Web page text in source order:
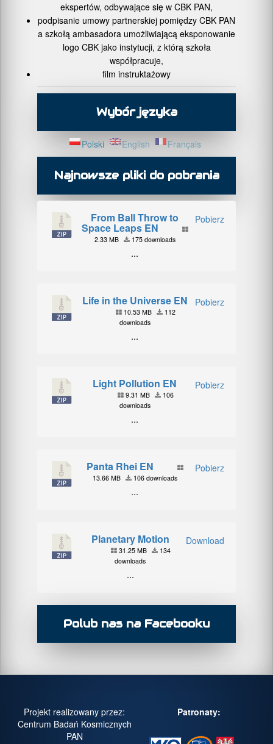
ekspertów, odbywające się w CBK PAN,
podpisanie umowy partnerskiej pomiędzy CBK PAN
a szkołą ambasadora umożliwiającą eksponowanie
logo CBK jako instytucji, z którą szkoła
współpracuje,
film instruktażowy
Wybór języka
Polski English Français
Najnowsze pliki do pobrania
Pobierz
From Ball Throw to
Space Leaps EN
2.33 MB 175 downloads
...
Pobierz
Life in the Universe EN
10.53 MB
112
downloads
...
Pobierz
Light Pollution EN
9.31 MB
106
downloads
...
Pobierz
Panta Rhei EN
13.66 MB 106 downloads
...
Download
Planetary Motion
31.25 MB
134
downloads
...
Polub nas na Facebooku
Projekt realizowany przez:
Centrum Badań Kosmicznych
PAN
Patronaty: